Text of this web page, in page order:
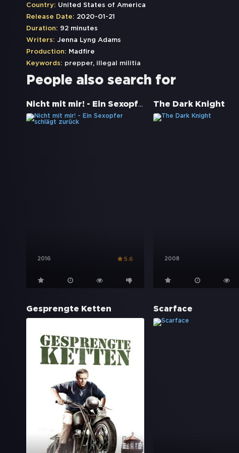
Country: United States of America
Release Date: 2020-01-21
Duration: 92 minutes
Writers: Jenna Lyng Adams
Production: Madfire
Keywords: prepper, illegal militia
People also search for
Nicht mit mir! - Ein Sexopfer schlägt zurück
2016 5.6
The Dark Knight
2008
Gesprengte Ketten Scarface